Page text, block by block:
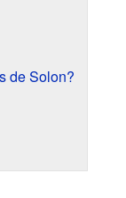
de Solon?